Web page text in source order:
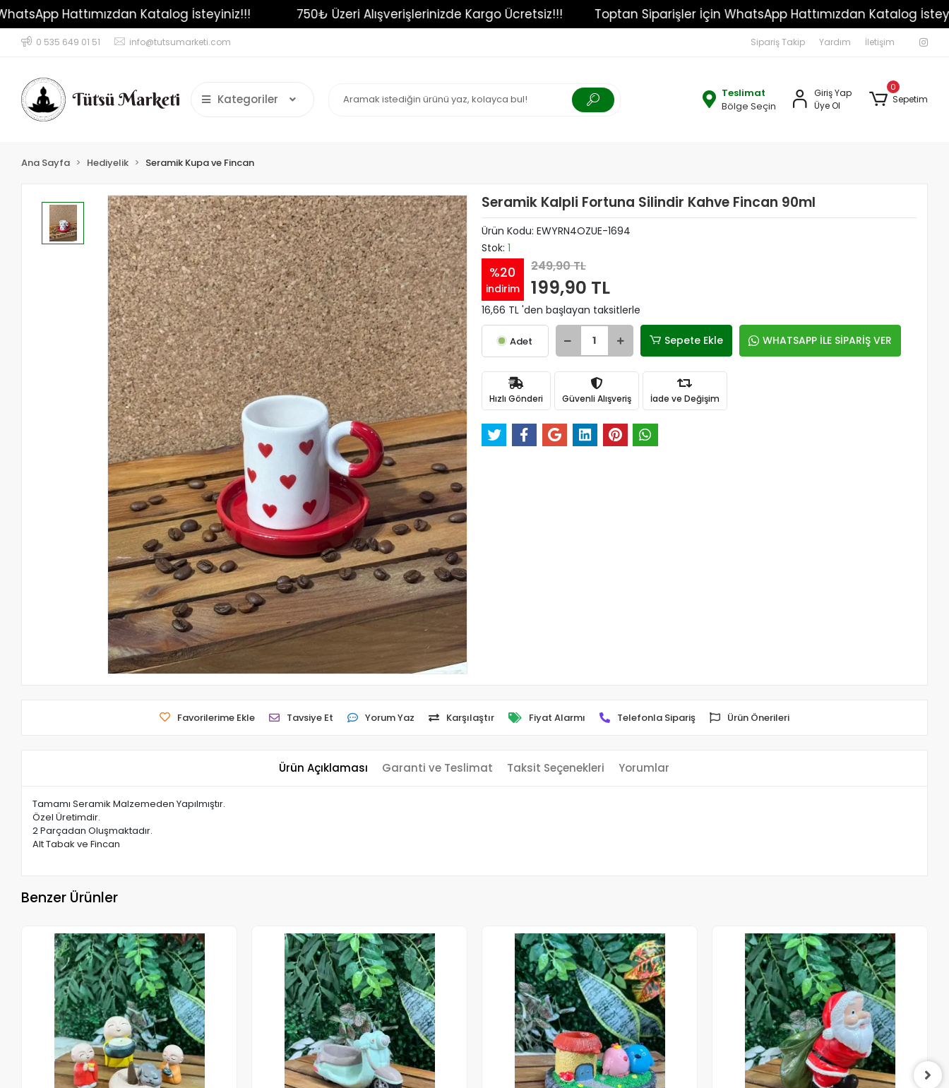
İçin WhatsApp Hattımızdan Katalog İsteyiniz!!! 750₺ Üzeri Alışverişlerinizde Kargo Ücretsiz!!! Toptan Siparişler İçin WhatsApp Hattımızdan
0 535 649 01 51 info@tutsumarketi.com Sipariş Takip Yardım İletişim
Kategoriler
Teslimat
Bölge Seçin
Giriş Yap
Üye Ol
0
Sepetim
Ana Sayfa Hediyelik Seramik Kupa ve Fincan
Seramik Kalpli Fortuna Silindir Kahve Fincan 90ml
Ürün Kodu: EWYRN4OZUE-1694
Stok: 1
%20
indirim
249,90 TL
199,90 TL
16,66 TL 'den başlayan taksitlerle
Adet Sepete Ekle WHATSAPP İLE SİPARİŞ VER
Hızlı Gönderi Güvenli Alışveriş İade ve Değişim
Favorilerime Ekle Tavsiye Et Yorum Yaz Karşılaştır Fiyat Alarmı Telefonla Sipariş Ürün Önerileri
Ürün Açıklaması Garanti ve Teslimat Taksit Seçenekleri Yorumlar
Tamamı Seramik Malzemeden Yapılmıştır.
Özel Üretimdir.
2 Parçadan Oluşmaktadır.
Alt Tabak ve Fincan
Benzer Ürünler